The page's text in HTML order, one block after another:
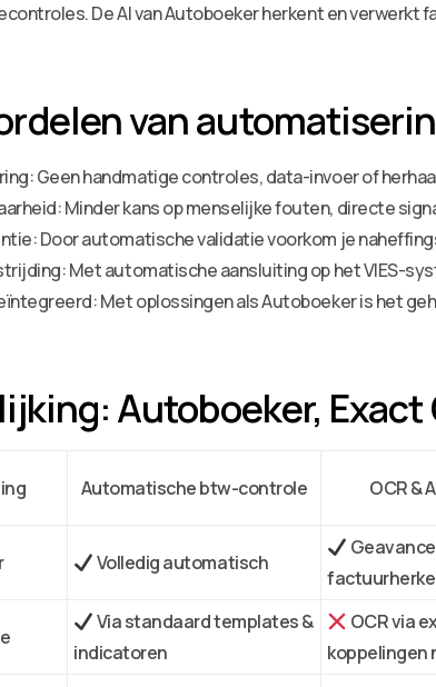
De AI van Autoboeker herkent en
van
Geen handmatige controles, data-invoer of
Minder kans op menselijke fouten, directe
Door automatische validatie voorkom je
Met automatische aansluiting op het VIES-
Met oplossingen als Autoboeker is het
Autoboeker,
Automatische btw-controle OCR &
Volledig automatisch
Via standaard templates &
indicatoren
OCR via
koppelingen